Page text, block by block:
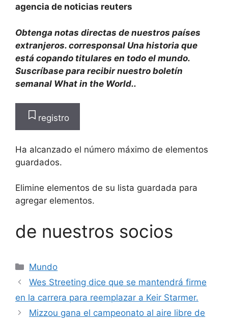
agencia de noticias reuters
Obtenga notas directas de nuestros países
extranjeros. corresponsal Una historia que
está copando titulares en todo el mundo.
Suscríbase para recibir nuestro boletín
semanal What in the World..
registro
Ha alcanzado el número máximo de elementos
guardados.
Elimine elementos de su lista guardada para
agregar elementos.
de nuestros socios
Categorías
Mundo
Wes Streeting dice que se mantendrá firme
en la carrera para reemplazar a Keir Starmer.
Mizzou gana el campeonato al aire libre de